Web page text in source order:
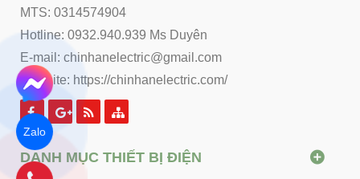
MTS: 0314574904
Hotline: 0932.940.939 Ms Duyên
E-mail: chinhanelectric@gmail.com
Website: https://chinhanelectric.com/
DANH MỤC THIẾT BỊ ĐIỆN
Zalo